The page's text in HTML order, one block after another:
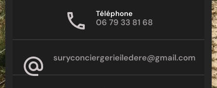
Téléphone
06 79 33 81 68
suryconciergerieiledere@gmail.com